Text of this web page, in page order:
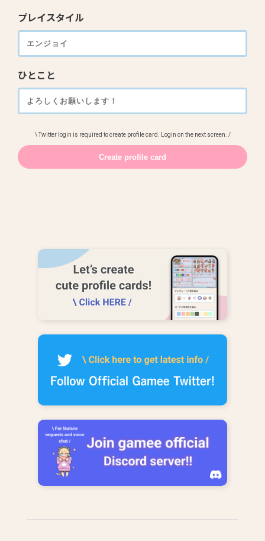
プレイスタイル
ひとこと
\ Twitter login is required to create profile card. Login on the next screen. /